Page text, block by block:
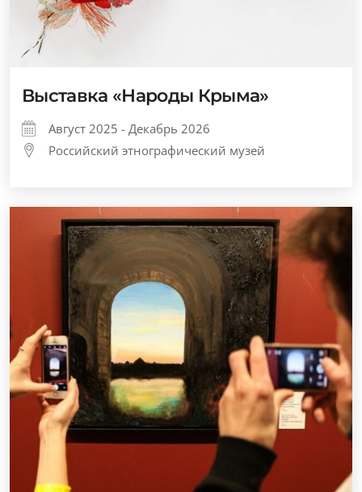
Выставка «Народы Крыма»
Август 2025 - Декабрь 2026
Российский этнографический музей